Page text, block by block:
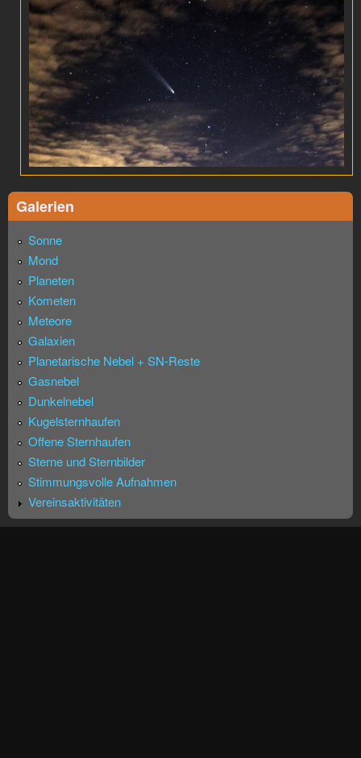
Galerien
Sonne
Mond
Planeten
Kometen
Meteore
Galaxien
Planetarische Nebel + SN-Reste
Gasnebel
Dunkelnebel
Kugelsternhaufen
Offene Sternhaufen
Sterne und Sternbilder
Stimmungsvolle Aufnahmen
Vereinsaktivitäten